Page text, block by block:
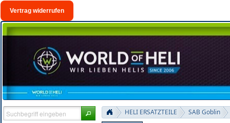
Vertrag widerrufen
HELI ERSATZTEILE
SAB Goblin